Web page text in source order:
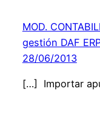
MOD.
gestión DAF
28/06/2013
[…] Importar